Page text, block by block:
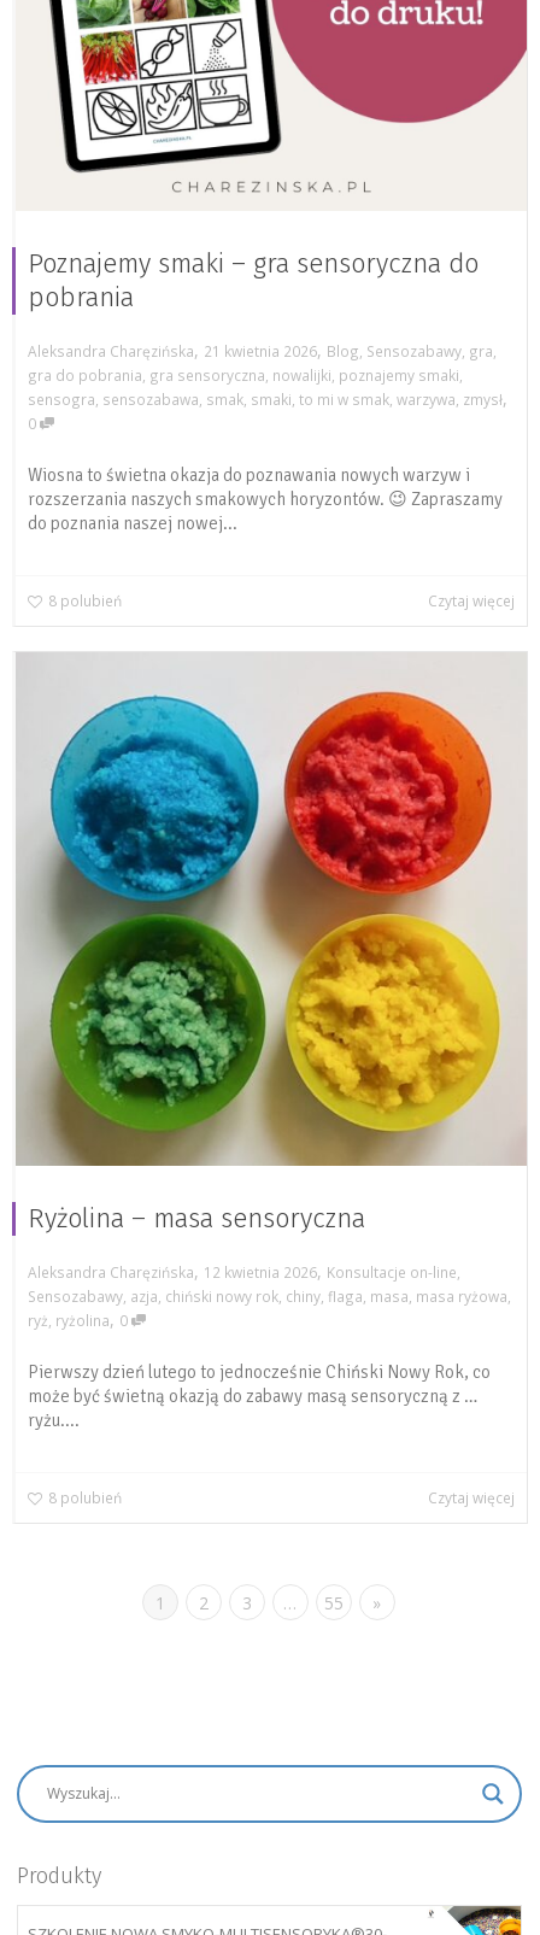
Poznajemy smaki – gra sensoryczna do
pobrania
Aleksandra Charęzińska, 21 kwietnia 2026, Blog Sensozabawy gra
gra do pobrania gra sensoryczna nowalijki poznajemy smaki
sensogra sensozabawa smak smaki to mi w smak warzywa zmysł,
0
Wiosna to świetna okazja do poznawania nowych warzyw i
rozszerzania naszych smakowych horyzontów. 😉 Zapraszamy
do poznania naszej nowej...
8 polubień Czytaj więcej
Ryżolina – masa sensoryczna
Aleksandra Charęzińska, 12 kwietnia 2026, Konsultacje on-line
Sensozabawy azja chiński nowy rok chiny flaga masa masa ryżowa
ryż ryżolina, 0
Pierwszy dzień lutego to jednocześnie Chiński Nowy Rok, co
może być świetną okazją do zabawy masą sensoryczną z …
ryżu....
8 polubień Czytaj więcej
1 2 3 … 55 »
Produkty